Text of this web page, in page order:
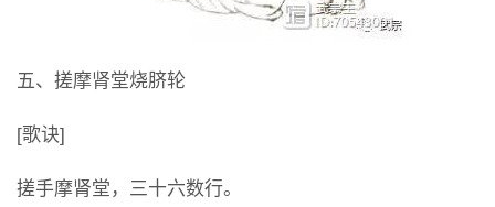
五、搓摩肾堂烧脐轮
[歌诀]
搓手摩肾堂，三十六数行。